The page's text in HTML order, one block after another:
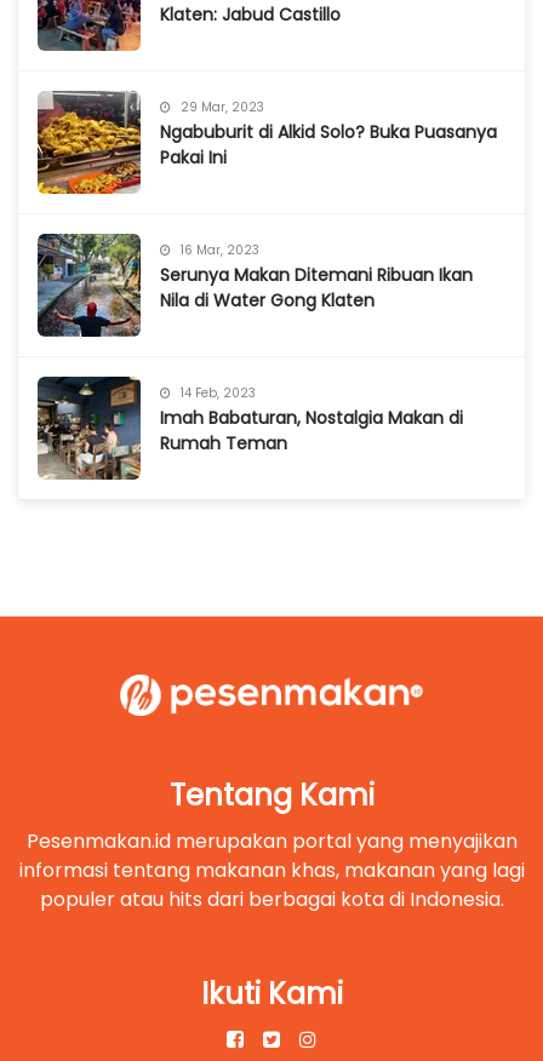
Klaten: Jabud Castillo
29 Mar, 2023
Ngabuburit di Alkid Solo? Buka Puasanya
Pakai Ini
16 Mar, 2023
Serunya Makan Ditemani Ribuan Ikan
Nila di Water Gong Klaten
14 Feb, 2023
Imah Babaturan, Nostalgia Makan di
Rumah Teman
Tentang Kami
Pesenmakan.id merupakan portal yang menyajikan
informasi tentang makanan khas, makanan yang lagi
populer atau hits dari berbagai kota di Indonesia.
Ikuti Kami